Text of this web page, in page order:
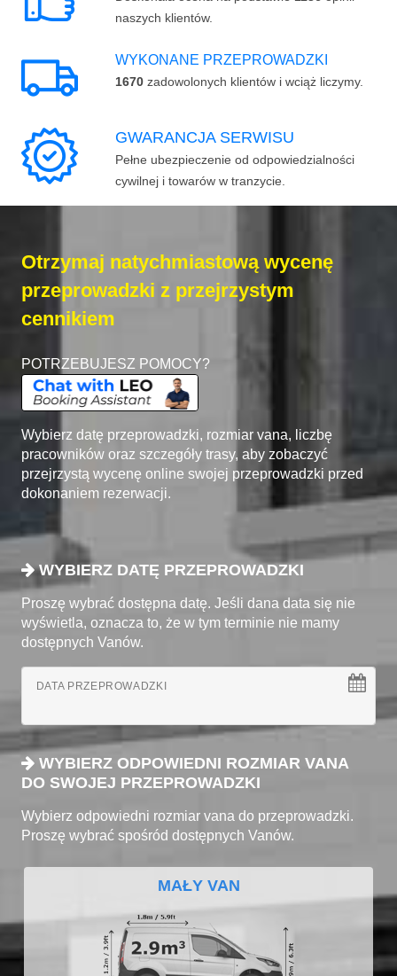
naszych klientów.
WYKONANE PRZEPROWADZKI
1670 zadowolonych klientów i wciąż liczymy.
GWARANCJA SERWISU
Pełne ubezpieczenie od odpowiedzialności
cywilnej i towarów w tranzycie.
Otrzymaj natychmiastową wycenę
przeprowadzki z przejrzystym
cennikiem
POTRZEBUJESZ POMOCY?
Wybierz datę przeprowadzki, rozmiar vana, liczbę
pracowników oraz szczegóły trasy, aby zobaczyć
przejrzystą wycenę online swojej przeprowadzki przed
dokonaniem rezerwacji.
WYBIERZ DATĘ PRZEPROWADZKI
Proszę wybrać dostępna datę. Jeśli dana data się nie
wyświetla, oznacza to, że w tym terminie nie mamy
dostępnych Vanów.
DATA PRZEPROWADZKI
WYBIERZ ODPOWIEDNI ROZMIAR VANA
DO SWOJEJ PRZEPROWADZKI
Wybierz odpowiedni rozmiar vana do przeprowadzki.
Proszę wybrać spośród dostępnych Vanów.
MAŁY VAN